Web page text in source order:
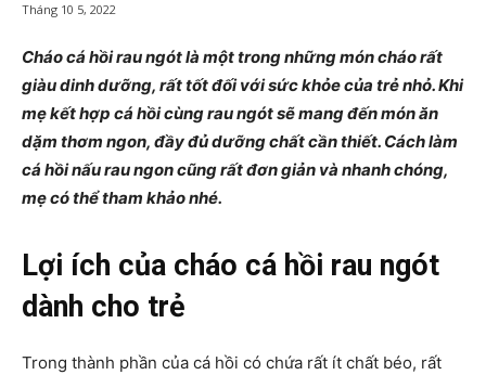
Tháng 10 5, 2022
Cháo cá hồi rau ngót là một trong những món cháo rất
giàu dinh dưỡng, rất tốt đối với sức khỏe của trẻ nhỏ. Khi
mẹ kết hợp cá hồi cùng rau ngót sẽ mang đến món ăn
dặm thơm ngon, đầy đủ dưỡng chất cần thiết. Cách làm
cá hồi nấu rau ngon cũng rất đơn giản và nhanh chóng,
mẹ có thể tham khảo nhé.
Lợi ích của cháo cá hồi rau ngót
dành cho trẻ
Trong thành phần của cá hồi có chứa rất ít chất béo, rất